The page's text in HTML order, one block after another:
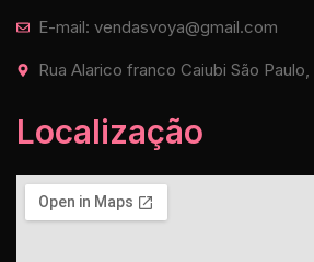
E-mail: vendasvoya@gmail.com
Rua Alarico franco Caiubi São Paulo,
Localização